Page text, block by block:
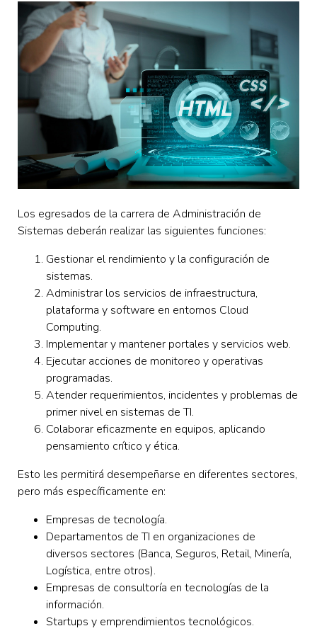
Los egresados de la carrera de Administración de
Sistemas deberán realizar las siguientes funciones:
Gestionar el rendimiento y la configuración de
sistemas.
Administrar los servicios de infraestructura,
plataforma y software en entornos Cloud
Computing.
Implementar y mantener portales y servicios web.
Ejecutar acciones de monitoreo y operativas
programadas.
Atender requerimientos, incidentes y problemas de
primer nivel en sistemas de TI.
Colaborar eficazmente en equipos, aplicando
pensamiento crítico y ética.
Esto les permitirá desempeñarse en diferentes sectores,
pero más específicamente en:
Empresas de tecnología.
Departamentos de TI en organizaciones de
diversos sectores (Banca, Seguros, Retail, Minería,
Logística, entre otros).
Empresas de consultoría en tecnologías de la
información.
Startups y emprendimientos tecnológicos.